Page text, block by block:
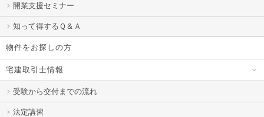
開業支援セミナー
知って得するＱ＆Ａ
物件をお探しの方
宅建取引士情報
受験から交付までの流れ
法定講習